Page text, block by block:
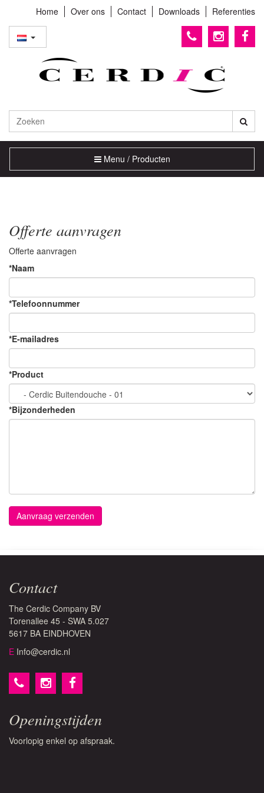
Home Over ons Contact Downloads Referenties
Toggle
navigation
Menu / Producten
Offerte aanvragen
Offerte aanvragen
*Naam
*Telefoonnummer
*E-mailadres
*Product
*Bijzonderheden
Contact
The Cerdic Company BV
Torenallee 45 - SWA 5.027
5617 BA EINDHOVEN
E Info@cerdic.nl
Openingstijden
Voorlopig enkel op afspraak.